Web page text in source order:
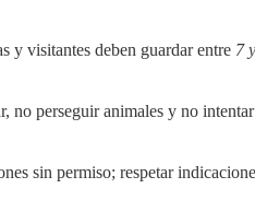
y visitantes deben guardar entre 7
no perseguir animales y no
sin permiso; respetar